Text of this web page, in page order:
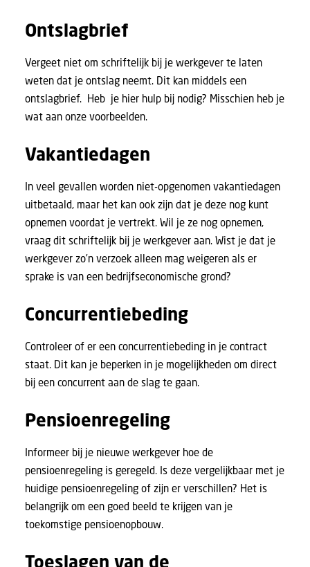
Ontslagbrief
Vergeet niet om schriftelijk bij je werkgever te laten
weten dat je ontslag neemt. Dit kan middels een
ontslagbrief. Heb je hier hulp bij nodig? Misschien heb je
wat aan onze voorbeelden.
Vakantiedagen
In veel gevallen worden niet-opgenomen vakantiedagen
uitbetaald, maar het kan ook zijn dat je deze nog kunt
opnemen voordat je vertrekt. Wil je ze nog opnemen,
vraag dit schriftelijk bij je werkgever aan. Wist je dat je
werkgever zo’n verzoek alleen mag weigeren als er
sprake is van een bedrijfseconomische grond?
Concurrentiebeding
Controleer of er een concurrentiebeding in je contract
staat. Dit kan je beperken in je mogelijkheden om direct
bij een concurrent aan de slag te gaan.
Pensioenregeling
Informeer bij je nieuwe werkgever hoe de
pensioenregeling is geregeld. Is deze vergelijkbaar met je
huidige pensioenregeling of zijn er verschillen? Het is
belangrijk om een goed beeld te krijgen van je
toekomstige pensioenopbouw.
Toeslagen van de